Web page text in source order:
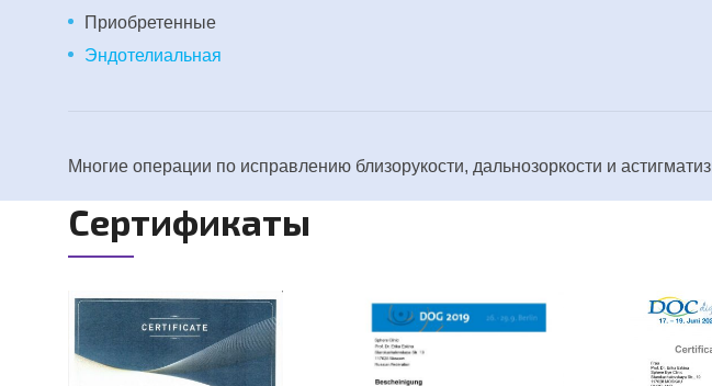
Приобретенные
Эндотелиальная
Многие операции по исправлению близорукости, дальнозоркости и
Сертификаты